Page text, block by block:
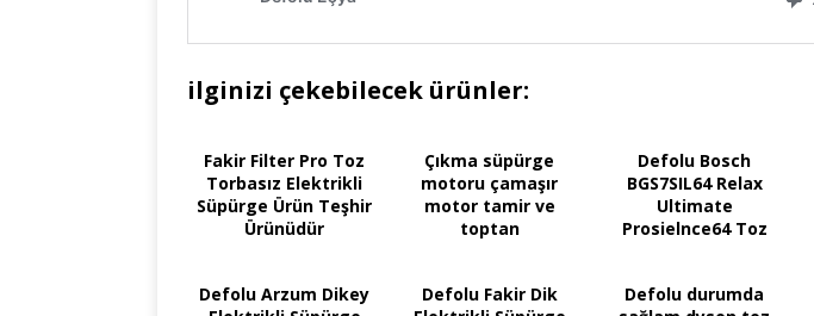
ilginizi çekebilecek ürünler:
Fakir Filter Pro Toz
Torbasız Elektrikli
Süpürge Ürün Teşhir
Ürünüdür
Çıkma süpürge
motoru çamaşır
motor tamir ve
toptan
Defolu Bosch
BGS7SIL64 Relax
Ultimate
Prosielnce64 Toz
Defolu Arzum Dikey
Defolu Fakir Dik
Defolu durumda